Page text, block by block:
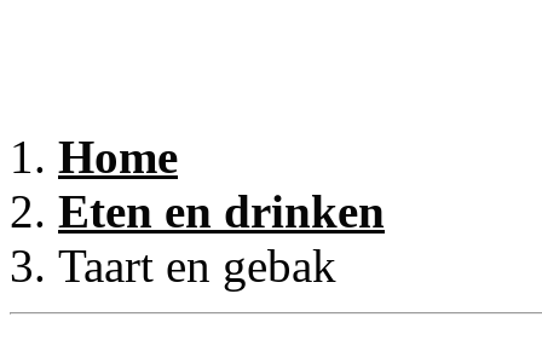
Home
Eten en drinken
Taart en gebak